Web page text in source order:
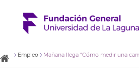
Empleo